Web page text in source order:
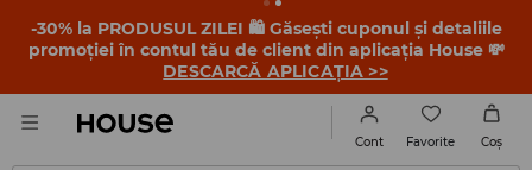
-30% la PRODUSUL ZILEI 🛍️ Găsești cuponul și detaliile
promoției în contul tău de client din aplicația House 💸
DESCARCĂ APLICAȚIA >>
Cont Favorite Coş